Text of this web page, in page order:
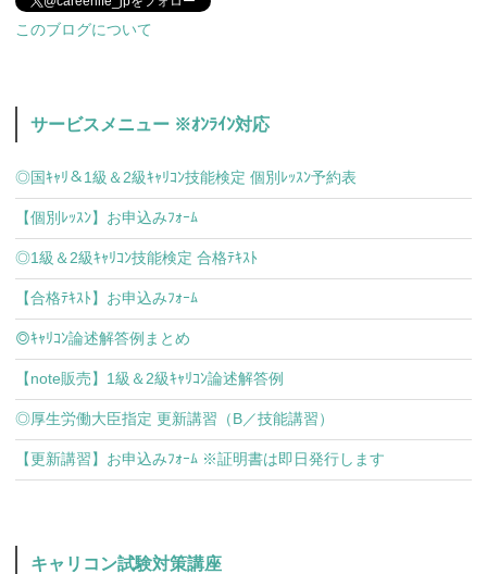
このブログについて
サービスメニュー ※ｵﾝﾗｲﾝ対応
◎国ｷｬﾘ＆1級＆2級ｷｬﾘｺﾝ技能検定 個別ﾚｯｽﾝ予約表
【個別ﾚｯｽﾝ】お申込みﾌｫｰﾑ
◎1級＆2級ｷｬﾘｺﾝ技能検定 合格ﾃｷｽﾄ
【合格ﾃｷｽﾄ】お申込みﾌｫｰﾑ
◎ｷｬﾘｺﾝ論述解答例まとめ
【note販売】1級＆2級ｷｬﾘｺﾝ論述解答例
◎厚生労働大臣指定 更新講習（B／技能講習）
【更新講習】お申込みﾌｫｰﾑ ※証明書は即日発行します
キャリコン試験対策講座